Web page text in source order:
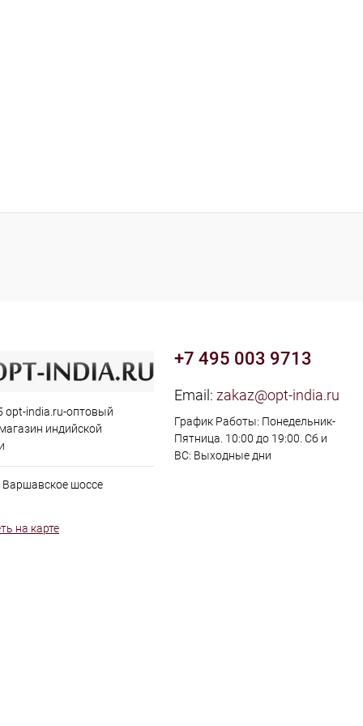
opt-india.ru-оптовый
индийской
Варшавское шоссе
на карте
+7 495 003 9713
Email: zakaz@opt-india.ru
График Работы: Понедельник-
Пятница. 10:00 до 19:00. Сб и
ВС: Выходные дни